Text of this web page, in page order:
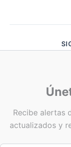
Recibe alertas
actualizados y